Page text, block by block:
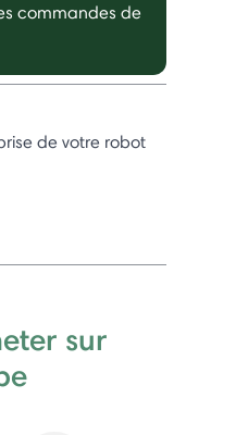
commandes de
de votre robot
sur